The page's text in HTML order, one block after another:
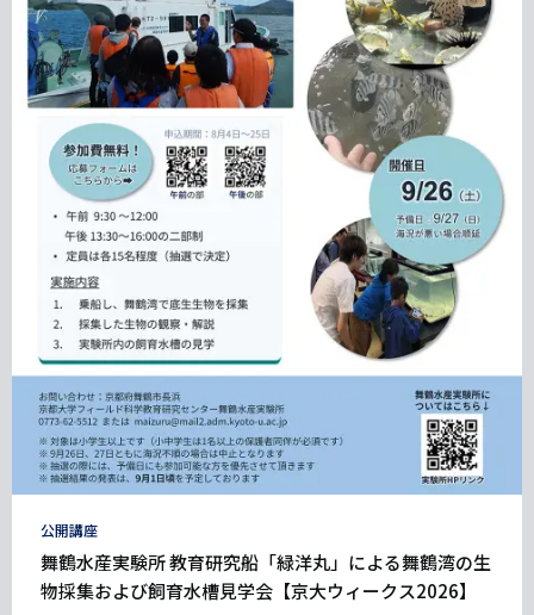
タ
グ
公開講座
舞鶴水産実験所 教育研究船「緑洋丸」による舞鶴湾の生
物採集および飼育水槽見学会【京大ウィークス2026】